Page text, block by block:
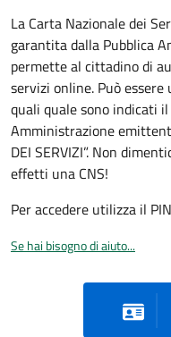
La Carta Nazionale dei
garantita dalla Pubblica
permette al cittadino di
servizi online. Può
quali quale sono indicati
Amministrazione
DEI SERVIZI”. Non
effetti una CNS!
Per accedere utilizza il
Se hai bisogno di aiuto...